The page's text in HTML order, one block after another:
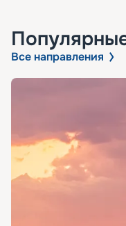
Все направления